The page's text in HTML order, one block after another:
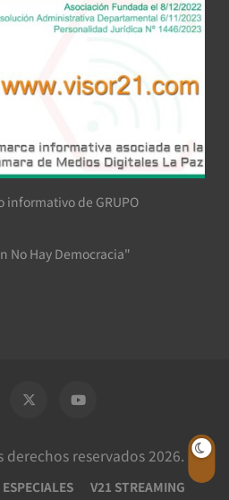
informativo de GRUPO
No Hay Democracia"
derechos reservados 2026.
V21 STREAMING